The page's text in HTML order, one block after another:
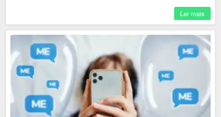
Discord permitem criar servidores, canais, salas de
Ler mais